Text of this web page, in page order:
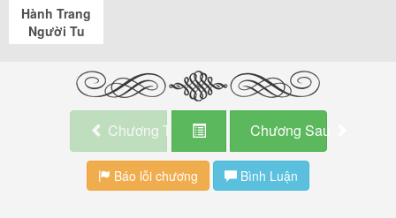
Hành Trang
Người Tu
Chương Trước Chương Sau
Báo lỗi chương Bình Luận